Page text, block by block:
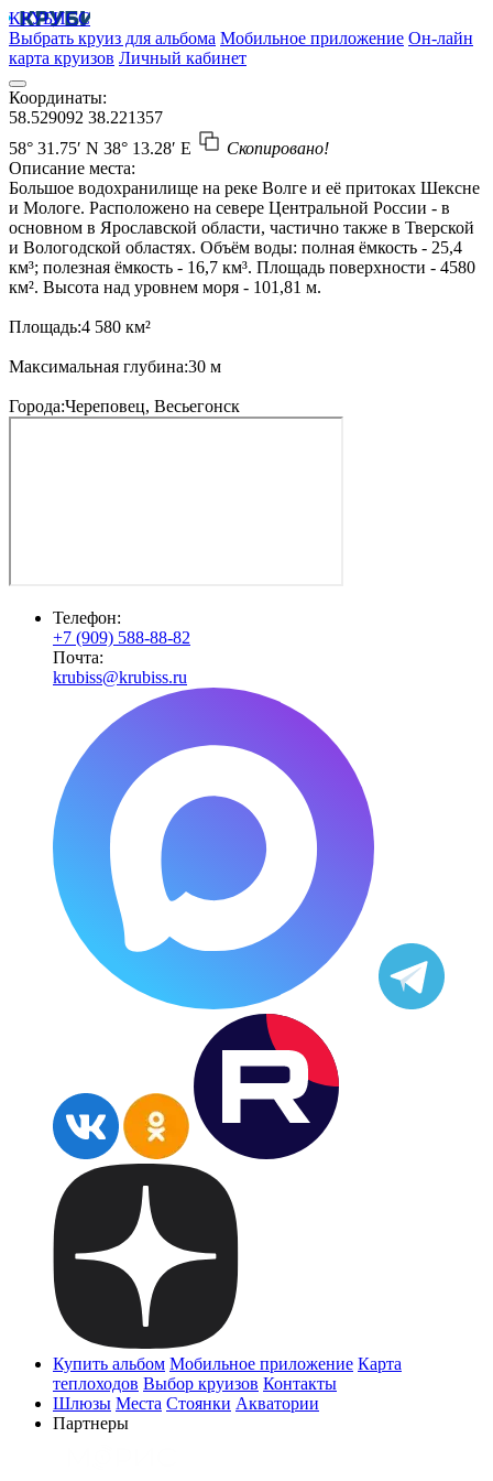
КРУБИСС
Выбрать круиз для альбома Мобильное приложение Он-лайн
карта круизов Личный кабинет
Координаты:
58.529092 38.221357
58° 31.75′ N 38° 13.28′ E
Скопировано!
Описание места:
Большое водохранилище на реке Волге и её притоках Шексне
и Мологе. Расположено на севере Центральной России - в
основном в Ярославской области, частично также в Тверской
и Вологодской областях. Объём воды: полная ёмкость - 25,4
км³; полезная ёмкость - 16,7 км³. Площадь поверхности - 4580
км². Высота над уровнем моря - 101,81 м.
Площадь:4 580 км²
Максимальная глубина:30 м
Города:Череповец, Весьегонск
Телефон:
+7 (909) 588-88-82
Почта:
krubiss@krubiss.ru
Купить альбом Мобильное приложение Карта
теплоходов Выбор круизов Контакты
Шлюзы Места Стоянки Акватории
Партнеры